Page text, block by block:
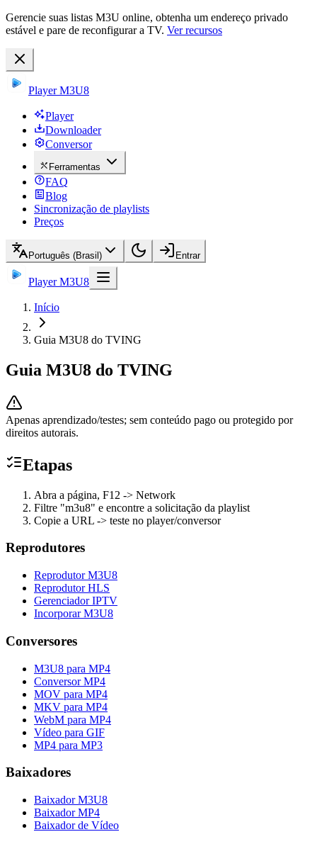
Gerencie suas listas M3U online, obtenha um endereço privado
estável e pare de reconfigurar a TV. Ver recursos
Player M3U8
Player
Downloader
Conversor
Ferramentas
FAQ
Blog
Sincronização de playlists
Preços
Português (Brasil) Entrar
Player M3U8
Início
Guia M3U8 do TVING
Guia M3U8 do TVING
Apenas aprendizado/testes; sem conteúdo pago ou protegido por
direitos autorais.
Etapas
Abra a página, F12 -> Network
Filtre "m3u8" e encontre a solicitação da playlist
Copie a URL -> teste no player/conversor
Reprodutores
Reprodutor M3U8
Reprodutor HLS
Gerenciador IPTV
Incorporar M3U8
Conversores
M3U8 para MP4
Conversor MP4
MOV para MP4
MKV para MP4
WebM para MP4
Vídeo para GIF
MP4 para MP3
Baixadores
Baixador M3U8
Baixador MP4
Baixador de Vídeo